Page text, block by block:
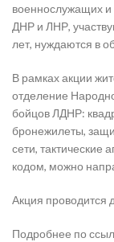
военнослужащих
ДНР и ЛНР,
лет, нуждаются в
В рамках акции
отделение
бойцов ЛДНР:
бронежилеты,
сети, тактические
кодом, можно
Акция проводится
Подробнее по